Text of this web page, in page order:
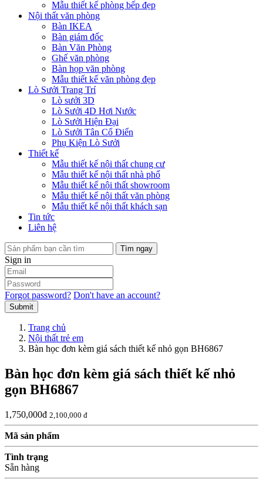
Mẫu thiết kế phòng bếp đẹp
Nội thất văn phòng
Bàn IKEA
Bàn giám đốc
Bàn Văn Phòng
Ghế văn phòng
Bàn họp văn phòng
Mẫu thiết kế văn phòng đẹp
Lò Sưởi Trang Trí
Lò sưởi 3D
Lò Sưởi 4D Hơi Nước
Lò Sưởi Hiện Đại
Lò Sưởi Tân Cổ Điển
Phụ Kiện Lò Sưởi
Thiết kế
Mẫu thiết kế nội thất chung cư
Mẫu thiết kế nội thất nhà phố
Mẫu thiết kế nội thất showroom
Mẫu thiết kế nội thất văn phòng
Mẫu thiết kế nội thất khách sạn
Tin tức
Liên hệ
Tìm ngay
Sign in
Forgot password? Don't have an account?
Submit
Trang chủ
Nội thất trẻ em
Bàn học đơn kèm giá sách thiết kế nhỏ gọn BH6867
Bàn học đơn kèm giá sách thiết kế nhỏ
gọn BH6867
1,750,000đ 2,100,000 đ
Mã sản phẩm
Tình trạng
Sẵn hàng